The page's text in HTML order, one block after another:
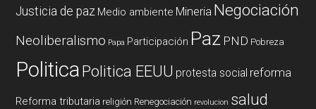
Justicia de paz Medio ambiente Mineria Negociación
Neoliberalismo Papa Participación Paz PND Pobreza
PoliticaPolitica EEUU protesta social reforma
Reforma tributaria religión Renegociación revolucion salud